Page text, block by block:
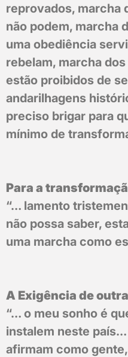
reprovados, marcha
não podem, marcha
uma obediência
rebelam, marcha
estão proibidos de
andarilhagens
preciso brigar para
mínimo de
Para a
“… lamento
não possa saber,
uma marcha como
A Exigência de
“… o meu sonho é
instalem neste
afirmam como